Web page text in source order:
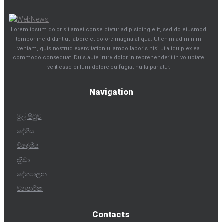
Lorem ipsum dolor sit amet conse ctetur adipisicing elit, sed do eiusmod
tempor incididunt ut labore et dolore magna aliqua. Ut enim ad minim
veniam, quis nostrud exercitation ullamco laboris nisi ut aliquip ex ea
commodo consequat. Duis aute irure dolor in reprehenderit in voluptate
velit esse cillum dolore eu fugiat nulla pariatur.
Navigation
මුල් පිටුව
දේශීය
විදේශීය
ක්‍රීඩා
දේශපාලන
ව්‍යාපාරික
Contacts